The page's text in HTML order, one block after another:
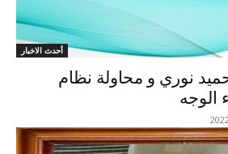
أحدث الاخبار
نوري و محاولة نظام
الوجه